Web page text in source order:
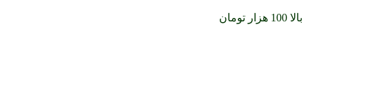
بالا 100 هزار تومان